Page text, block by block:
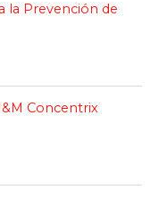
la Prevención de
Concentrix